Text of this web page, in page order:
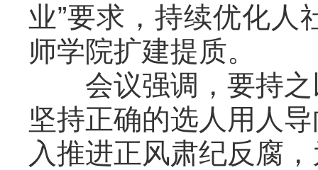
业”要求，持续优化人
师学院扩建提质。
会议强调，要持之
坚持正确的选人用人
入推进正风肃纪反腐